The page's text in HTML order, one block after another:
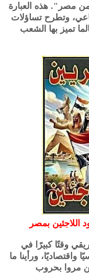
مصر". هذه العبارة
وتطرح تساؤلات
تميز بها الشعب
اللاجئين بمصر
وقتًا كبيرًا في
ورأينا ما
مروا بحروب